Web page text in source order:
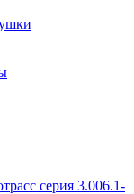
серия 3.006.1-